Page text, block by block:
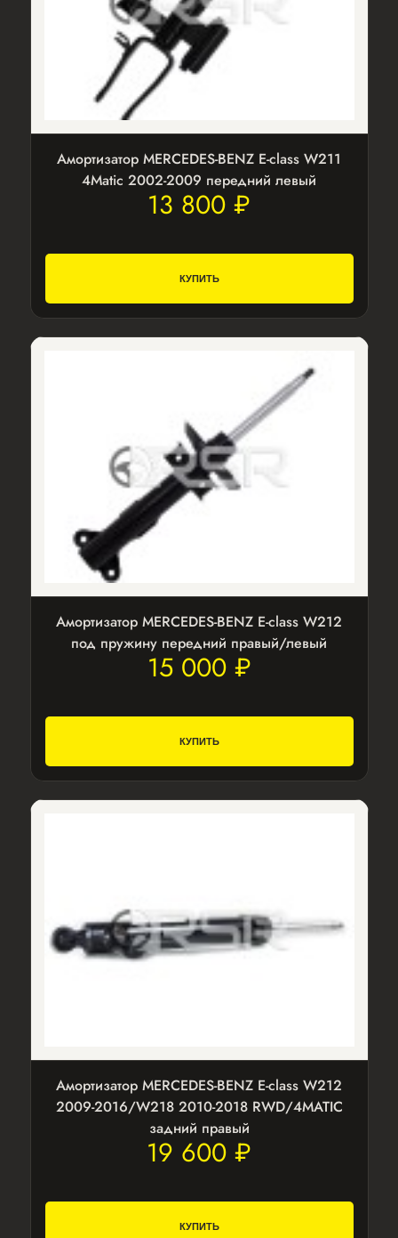
Амортизатор MERCEDES-BENZ E-class W211
4Matic 2002-2009 передний левый
13 800 ₽
КУПИТЬ
Амортизатор MERCEDES-BENZ E-class W212
под пружину передний правый/левый
15 000 ₽
КУПИТЬ
Амортизатор MERCEDES-BENZ E-class W212
2009-2016/W218 2010-2018 RWD/4MATIC
задний правый
19 600 ₽
КУПИТЬ